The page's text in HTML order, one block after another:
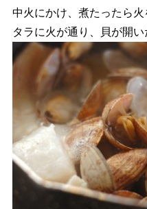
中火にかけ、煮たったら火
タラに火が通り、貝が開い